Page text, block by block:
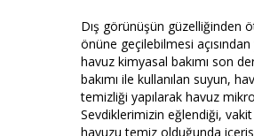
Dış görünüşün güzelliğinden
önüne geçilebilmesi
havuz kimyasal bakımı son
bakımı ile kullanılan suyun,
temizliği yapılarak havuz
Sevdiklerimizin eğlendiği,
havuzu temiz olduğunda